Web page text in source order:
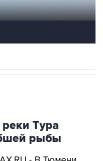
Тура
рыбы